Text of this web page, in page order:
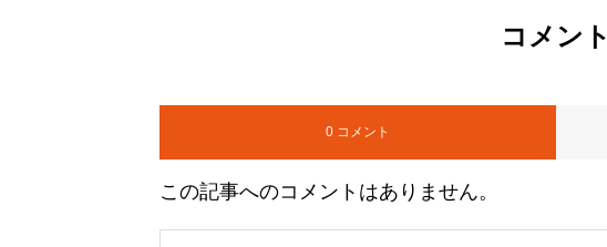
コメント
0 コメント
この記事へのコメントはありません。